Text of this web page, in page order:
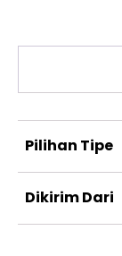
Pilihan Tipe
Dikirim Dari